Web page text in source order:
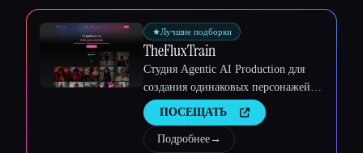
★Лучшие подборки
TheFluxTrain
Студия Agentic AI Production для
создания одинаковых персонажей,
рабочих процессов и видео
ПОСЕЩАТЬ
Подробнее→